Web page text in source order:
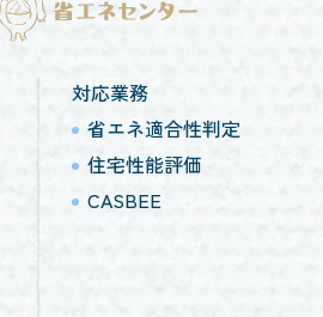
対応業務
省エネ適合性判定
住宅性能評価
CASBEE